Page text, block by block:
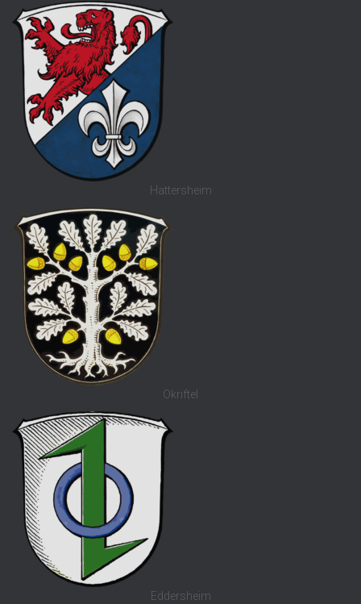
Hattersheim
Okriftel
Eddersheim